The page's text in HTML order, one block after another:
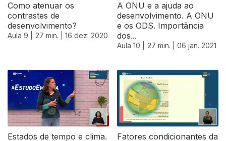
Como atenuar os
contrastes de
desenvolvimento?
Aula 9 | 27 min. | 16 dez. 2020
A ONU e a ajuda ao
desenvolvimento. A ONU
e os ODS. Importância
dos...
Aula 10 | 27 min. | 06 jan. 2021
Estados de tempo e clima.
Fatores condicionantes da
518786